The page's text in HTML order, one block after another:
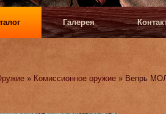
Галерея
» Комиссионное оружие » Вепрь